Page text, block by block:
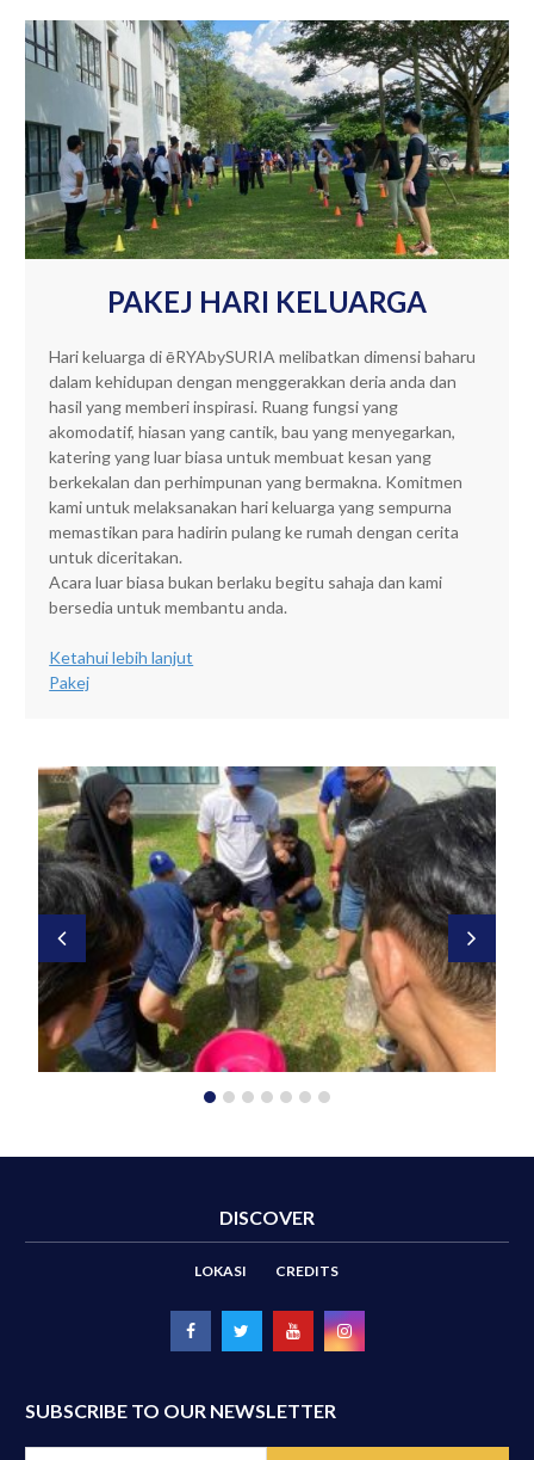
PAKEJ HARI KELUARGA
Hari keluarga di ēRYAbySURIA melibatkan dimensi baharu
dalam kehidupan dengan menggerakkan deria anda dan
hasil yang memberi inspirasi. Ruang fungsi yang
akomodatif, hiasan yang cantik, bau yang menyegarkan,
katering yang luar biasa untuk membuat kesan yang
berkekalan dan perhimpunan yang bermakna. Komitmen
kami untuk melaksanakan hari keluarga yang sempurna
memastikan para hadirin pulang ke rumah dengan cerita
untuk diceritakan.
Acara luar biasa bukan berlaku begitu sahaja dan kami
bersedia untuk membantu anda.
Ketahui lebih lanjut
Pakej
DISCOVER
LOKASI CREDITS
SUBSCRIBE TO OUR NEWSLETTER